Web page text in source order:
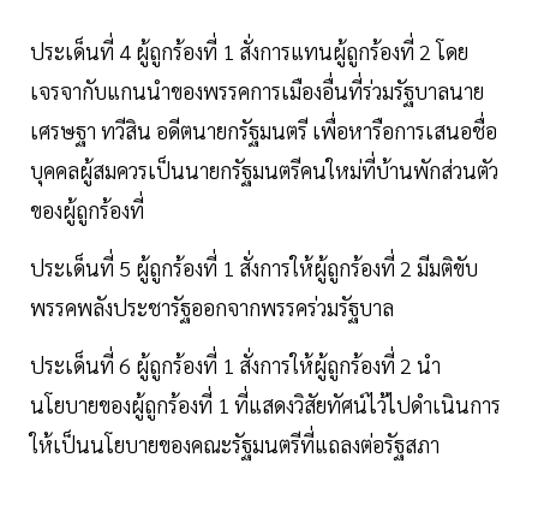
ประเด็นที่ 4 ผู้ถูกร้องที่ 1 สั่งการแทนผู้ถูกร้องที่ 2 โดย
เจรจากับแกนนำของพรรคการเมืองอื่นที่ร่วมรัฐบาลนาย
เศรษฐา ทวีสิน อดีตนายกรัฐมนตรี เพื่อหารือการเสนอชื่อ
บุคคลผู้สมควรเป็นนายกรัฐมนตรีคนใหม่ที่บ้านพักส่วนตัว
ของผู้ถูกร้องที่
ประเด็นที่ 5 ผู้ถูกร้องที่ 1 สั่งการให้ผู้ถูกร้องที่ 2 มีมติขับ
พรรคพลังประชารัฐออกจากพรรคร่วมรัฐบาล
ประเด็นที่ 6 ผู้ถูกร้องที่ 1 สั่งการให้ผู้ถูกร้องที่ 2 นำ
นโยบายของผู้ถูกร้องที่ 1 ที่แสดงวิสัยทัศน์ไว้ไปดำเนินการ
ให้เป็นนโยบายของคณะรัฐมนตรีที่แถลงต่อรัฐสภา